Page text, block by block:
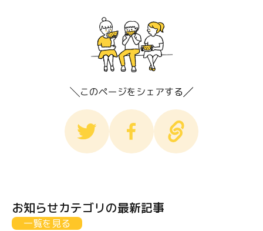
このページをシェアする
お知らせカテゴリの最新記事
一覧を見る